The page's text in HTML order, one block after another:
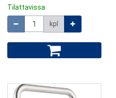
Tilattavissa
kpl